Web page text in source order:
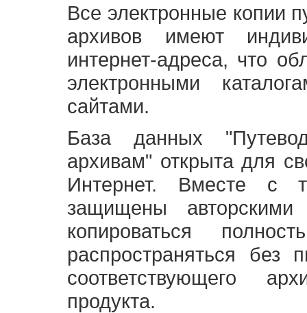
Все электронные копии
архивов имеют
интернет-адреса, что
электронными
сайтами.
База данных
архивам" открыта для
Интернет. Вместе с
защищены
копироваться
распространяться без
соответствующего
продукта.